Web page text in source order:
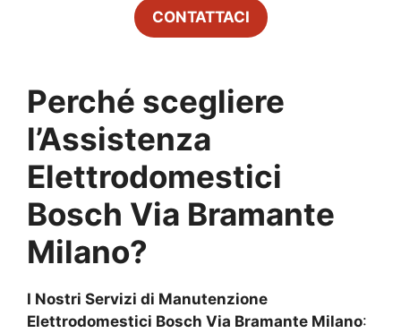
CONTATTACI
Perché scegliere
l’Assistenza
Elettrodomestici
Bosch Via Bramante
Milano?
I Nostri Servizi di Manutenzione
Elettrodomestici Bosch Via Bramante Milano: